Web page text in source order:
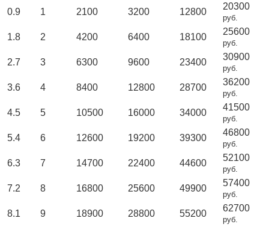
0.9
1 2100 3200 12800
20300
руб.
1.8 2 4200 6400 18100
25600
руб.
2.7 3 6300 9600 23400
30900
руб.
3.6 4 8400 12800 28700
36200
руб.
4.5 5 10500 16000 34000
41500
руб.
5.4 6 12600 19200 39300
46800
руб.
6.3 7 14700 22400 44600
52100
руб.
7.2 8 16800 25600 49900
57400
руб.
8.1 9 18900 28800 55200
62700
руб.